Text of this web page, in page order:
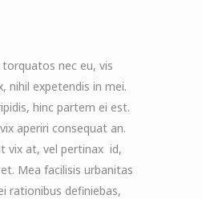
nec eu, vis
nihil expetendis in mei.
hinc partem ei est.
aperiri consequat an.
vix at, vel pertinax id,
Mea facilisis urbanitas
rationibus definiebas,